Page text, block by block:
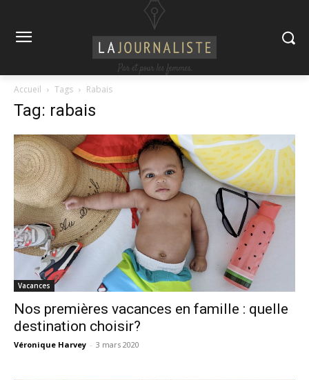
Accueil Tags Rabais
Tag: rabais
Vacances
Nos premières vacances en famille : quelle
destination choisir?
Véronique Harvey - 3 mars 2020